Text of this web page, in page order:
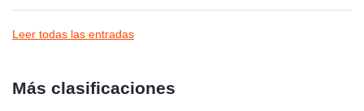
Leer todas las entradas
Más clasificaciones